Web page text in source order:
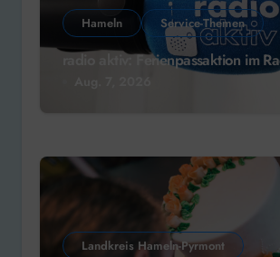
Hameln Service-Themen
radio aktiv: Ferienpassaktion im
Landkreis Hameln-Pyrmont